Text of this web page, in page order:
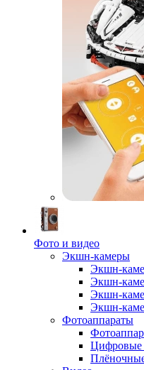
Фото и видео
Экшн-камеры
Экшн-
Экшн-
Экшн-
Экшн-
Фотоаппараты
Цифровые